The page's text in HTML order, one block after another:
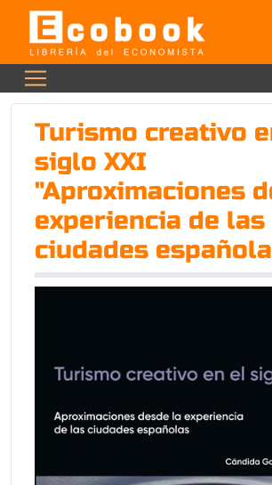
Turismo creativo
siglo XXI
"Aproximaciones
experiencia de las
ciudades